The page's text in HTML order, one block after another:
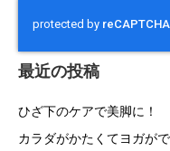
最近の投稿
ひざ下のケアで美脚に！
カラダがかたくてヨガが